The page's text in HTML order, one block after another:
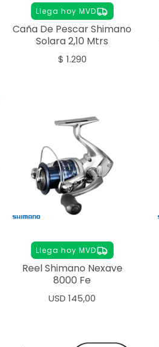
Llega hoy MVD
Caña De Pescar Shimano
Solara 2,10 Mtrs
$ 1.290
Llega hoy MVD
Reel Shimano Nexave
8000 Fe
USD 145,00